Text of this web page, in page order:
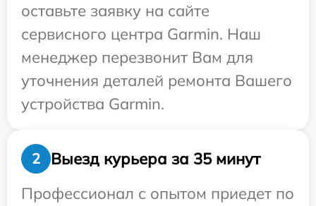
оставьте заявку на сайте
сервисного центра Garmin. Наш
менеджер перезвонит Вам для
уточнения деталей ремонта Вашего
устройства Garmin.
2
Выезд курьера за 35 минут
Профессионал с опытом приедет по